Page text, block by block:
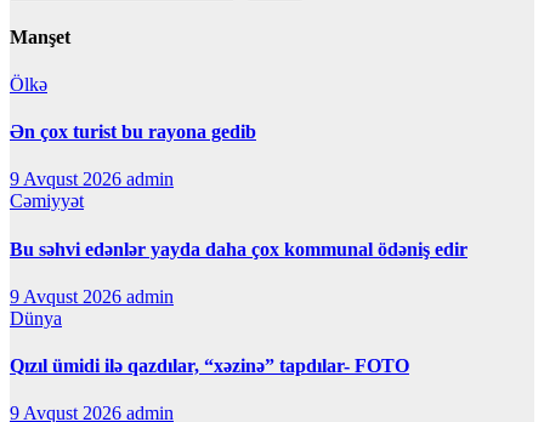
Manşet
Ölkə
Ən çox turist bu rayona gedib
9 Avqust 2026 admin
Cəmiyyət
Bu səhvi edənlər yayda daha çox kommunal ödəniş edir
9 Avqust 2026 admin
Dünya
Qızıl ümidi ilə qazdılar, “xəzinə” tapdılar- FOTO
9 Avqust 2026 admin